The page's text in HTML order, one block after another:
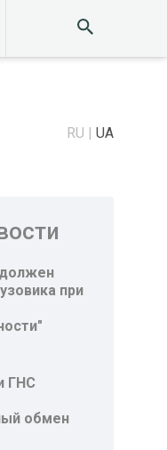
RU UA
при
ГНС
обмен